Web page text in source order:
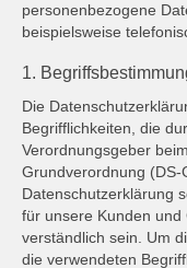
personenbezogene
beispielsweise
1.
Die
Begrifflichkeiten, die
Verordnungsgeber
Grundverordnung (DS-
Datenschutzerklärung
für unsere Kunden
verständlich sein. Um
die verwendeten